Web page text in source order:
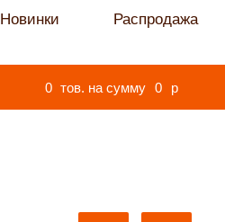
Новинки Распродажа
0 тов. на сумму 0 p